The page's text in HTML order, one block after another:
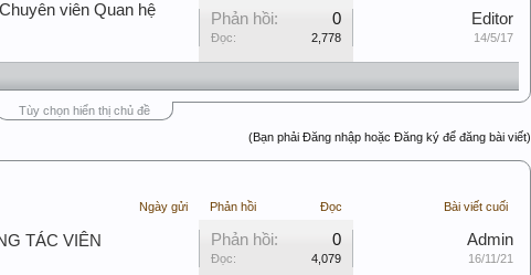
viên Quan hệ
Phản hồi: 0
Đọc: 2,778
Editor
14/5/17
Tùy chọn hiển thị chủ đề
(Bạn phải Đăng nhập hoặc Đăng ký để đăng bài viết)
Ngày gửi Phản hồi Đọc Bài viết cuối
TÁC VIÊN Phản hồi: 0
Đọc: 4,079
Admin
16/11/21